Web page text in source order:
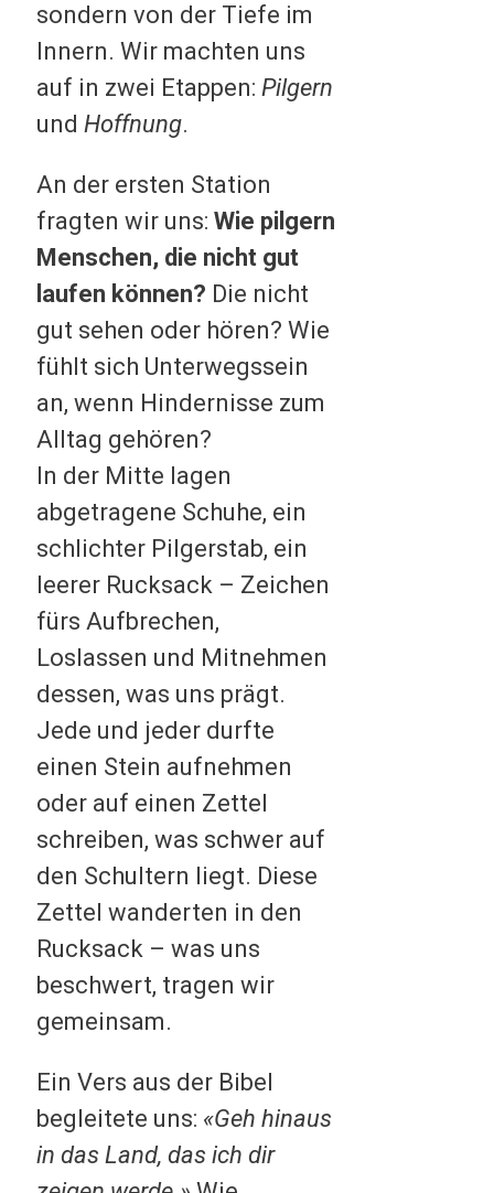
sondern von der Tiefe im
Innern. Wir machten uns
auf in zwei Etappen: Pilgern
und Hoffnung.
An der ersten Station
fragten wir uns: Wie pilgern
Menschen, die nicht gut
laufen können? Die nicht
gut sehen oder hören? Wie
fühlt sich Unterwegssein
an, wenn Hindernisse zum
Alltag gehören?
In der Mitte lagen
abgetragene Schuhe, ein
schlichter Pilgerstab, ein
leerer Rucksack – Zeichen
fürs Aufbrechen,
Loslassen und Mitnehmen
dessen, was uns prägt.
Jede und jeder durfte
einen Stein aufnehmen
oder auf einen Zettel
schreiben, was schwer auf
den Schultern liegt. Diese
Zettel wanderten in den
Rucksack – was uns
beschwert, tragen wir
gemeinsam.
Ein Vers aus der Bibel
begleitete uns: «Geh hinaus
in das Land, das ich dir